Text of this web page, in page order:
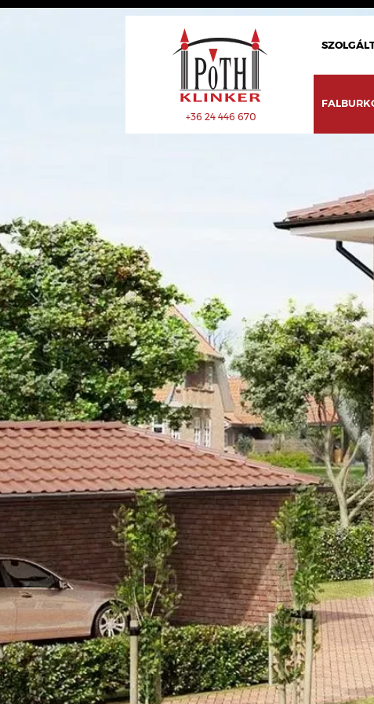
+36 24 446 670
FELDHAUS
JELLEMZŐK
TELJES NÉV Feldhaus 684
TÍPUSKÓD K684NF
SOROZAT Sintra
LEÍRÁS
Okker-narancs-világosbarna tarka
anyag.
MÉRETEK
FELDHAUS TÉGLA
KATALÓGUS
Letöltés